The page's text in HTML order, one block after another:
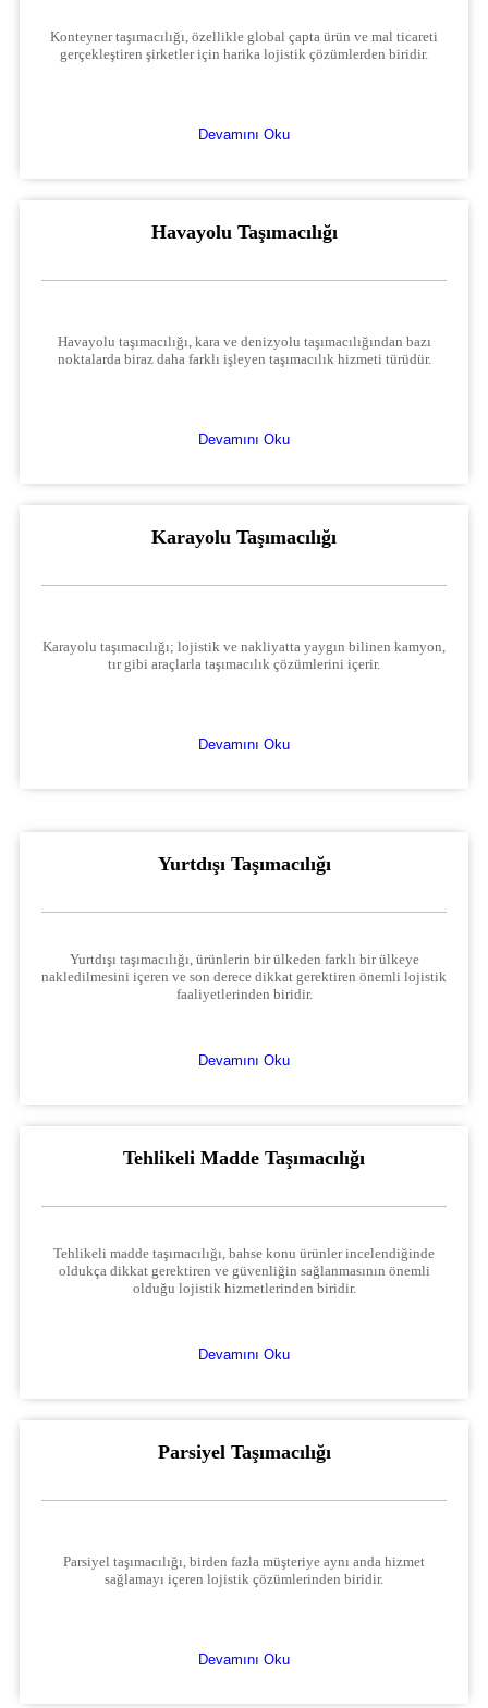
Konteyner taşımacılığı, özellikle global çapta ürün ve mal ticareti
gerçekleştiren şirketler için harika lojistik çözümlerden biridir.
Devamını Oku
Havayolu Taşımacılığı
Havayolu taşımacılığı, kara ve denizyolu taşımacılığından bazı
noktalarda biraz daha farklı işleyen taşımacılık hizmeti türüdür.
Devamını Oku
Karayolu Taşımacılığı
Karayolu taşımacılığı; lojistik ve nakliyatta yaygın bilinen kamyon,
tır gibi araçlarla taşımacılık çözümlerini içerir.
Devamını Oku
Yurtdışı Taşımacılığı
Yurtdışı taşımacılığı, ürünlerin bir ülkeden farklı bir ülkeye
nakledilmesini içeren ve son derece dikkat gerektiren önemli lojistik
faaliyetlerinden biridir.
Devamını Oku
Tehlikeli Madde Taşımacılığı
Tehlikeli madde taşımacılığı, bahse konu ürünler incelendiğinde
oldukça dikkat gerektiren ve güvenliğin sağlanmasının önemli
olduğu lojistik hizmetlerinden biridir.
Devamını Oku
Parsiyel Taşımacılığı
Parsiyel taşımacılığı, birden fazla müşteriye aynı anda hizmet
sağlamayı içeren lojistik çözümlerinden biridir.
Devamını Oku